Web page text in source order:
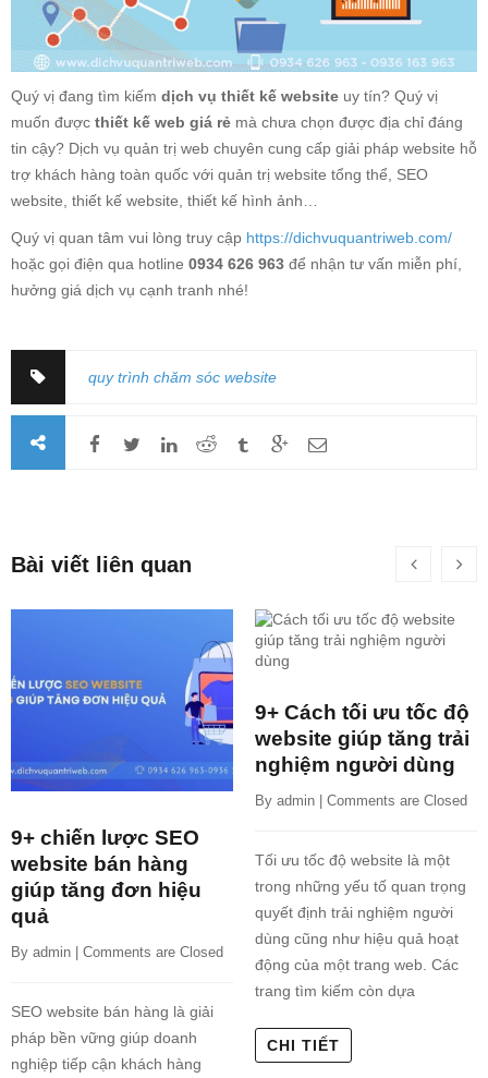
Quý vị đang tìm kiếm dịch vụ thiết kế website uy tín? Quý vị
muốn được thiết kế web giá rẻ mà chưa chọn được địa chỉ đáng
tin cậy? Dịch vụ quản trị web chuyên cung cấp giải pháp website hỗ
trợ khách hàng toàn quốc với quản trị website tổng thể, SEO
website, thiết kế website, thiết kế hình ảnh…
Quý vị quan tâm vui lòng truy cập https://dichvuquantriweb.com/
hoặc gọi điện qua hotline 0934 626 963 để nhận tư vấn miễn phí,
hưởng giá dịch vụ cạnh tranh nhé!
quy trình chăm sóc website
Bài viết liên quan
9+ chiến lược SEO
website bán hàng
giúp tăng đơn hiệu
quả
By admin Comments are Closed
SEO website bán hàng là giải
pháp bền vững giúp doanh
nghiệp tiếp cận khách hàng
9+ Cách tối ưu tốc độ
website giúp tăng trải
nghiệm người dùng
By admin Comments are Closed
Tối ưu tốc độ website là một
trong những yếu tố quan trọng
quyết định trải nghiệm người
dùng cũng như hiệu quả hoạt
động của một trang web. Các
trang tìm kiếm còn dựa
CHI TIẾT